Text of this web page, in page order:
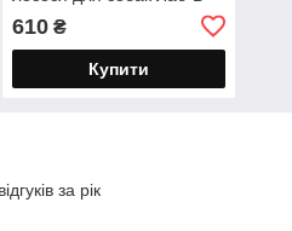
холодного віджиму для
собак та котів
610₴
Купити
за рік